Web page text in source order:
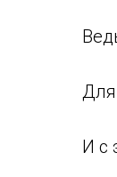
Для
И с